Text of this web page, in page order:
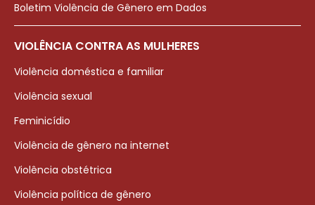
Boletim Violência de Gênero em Dados
VIOLÊNCIA CONTRA AS MULHERES
Violência doméstica e familiar
Violência sexual
Feminicídio
Violência de gênero na internet
Violência obstétrica
Violência política de gênero